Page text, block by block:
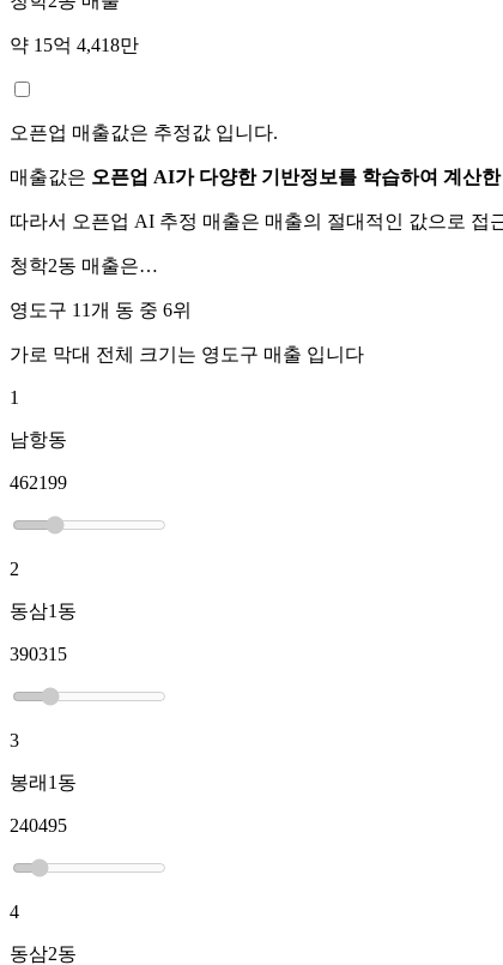
약 15억 4,418만
오픈업 매출값은 추정값 입니다.
매출값은 오픈업 AI가 다양한 기반정보를 학습하여 계산
따라서 오픈업 AI 추정 매출은 매출의 절대적인 값으로 접
청학2동 매출은…
영도구 11개 동 중 6위
가로 막대 전체 크기는 영도구 매출 입니다
1
남항동
462199
2
동삼1동
390315
3
봉래1동
240495
4
동삼2동